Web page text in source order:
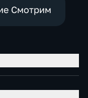
Смотрим